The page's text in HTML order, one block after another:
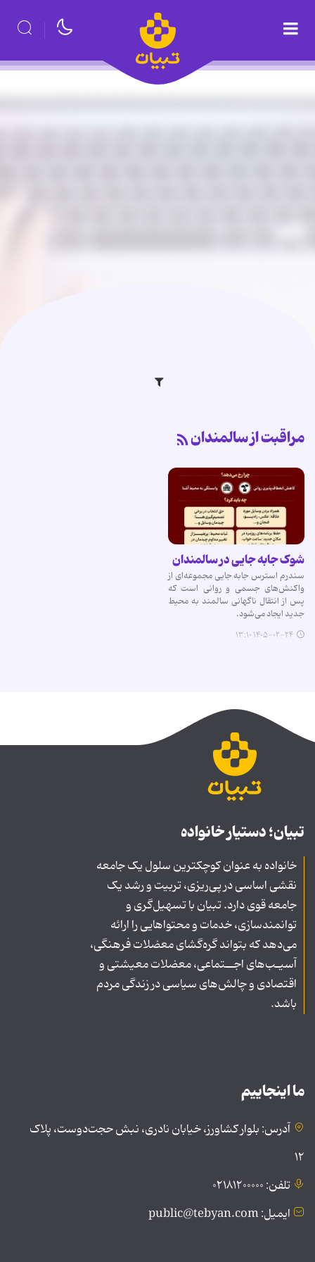
مراقبت از سالمندان
شوک جابه جایی در سالمندان
سندرم استرس جابه جایی مجموعه‌ای از
واکنش‌های جسمی و روانی است که
پس از انتقال ناگهانی سالمند به محیط
جدید ایجاد می‌شود.
۱۴۰۵-۰۲-۲۴ ۱۳:۱۰
تبیان؛ دستیار خانواده
خانواده به عنوان کوچکترین سلول یک جامعه
نقشی اساسی در پی‌ریزی، تربیت و رشد یک
جامعه قوی دارد. تبیان با تسهیل‌گری و
توانمندسازی، خدمات و محتواهایی را ارائه
می‌دهد که بتواند گره‌گشای معضلات فرهنگی،
آسیـب‌های اجــتماعی، معضلات معیشتی و
اقتصادی و چالش‌های سیاسی در زندگی مردم
باشد.
ما اینجاییم
آدرس: بلوار کشاورز، خیابان نادری، نبش حجت‌دوست، پلاک
۱۲
تلفن: ۰۲۱۸۱۲۰۰۰۰۰
ایمیل: public@tebyan.com